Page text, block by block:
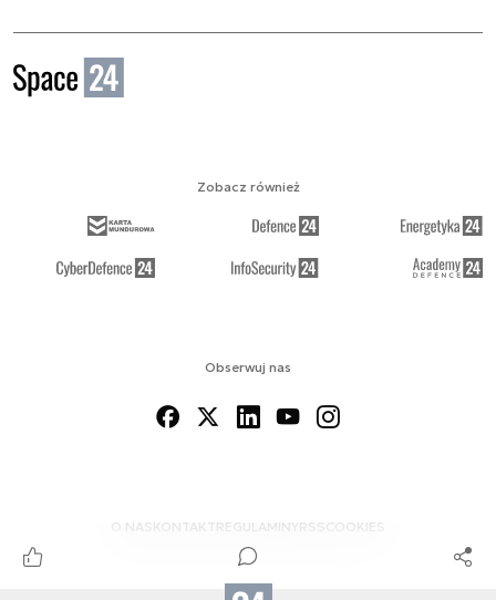
Obserwuj nas
O NAS KONTAKTREGULAMINYRSS COOKIES
Zobacz również